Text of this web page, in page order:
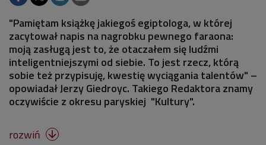
"Pamiętam książkę jakiegoś egiptologa, w której
zacytował napis na nagrobku pewnego faraona:
moją zasługą jest to, że otaczałem się ludźmi
inteligentniejszymi od siebie. To jest rzecz, którą
sobie też przypisuję, kwestię wyciągania talentów" –
opowiadał Jerzy Giedroyc. Takiego Redaktora znamy
oczywiście z okresu paryskiej "Kultury".
rozwiń 